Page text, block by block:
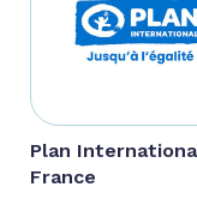
Plan
France